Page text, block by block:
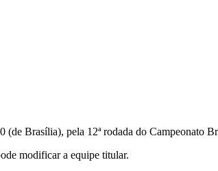
(de Brasília), pela 12ª rodada do Campeonato
modificar a equipe titular.